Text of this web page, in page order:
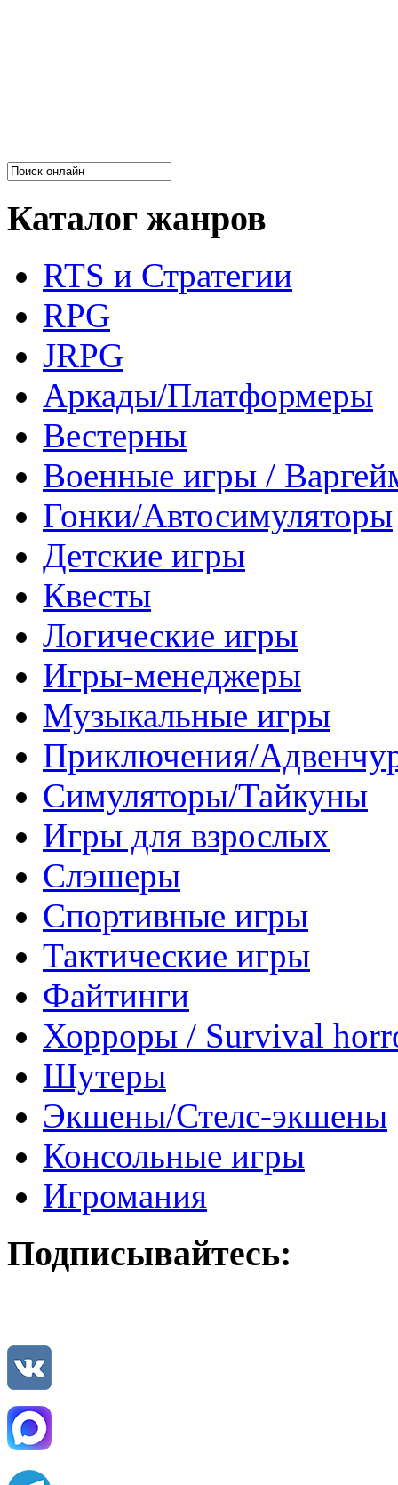
Каталог жанров
RTS и Стратегии
RPG
JRPG
Аркады/Платформеры
Вестерны
Военные игры /
Гонки/Автосимуляторы
Детские игры
Квесты
Логические игры
Игры-менеджеры
Музыкальные игры
Приключения/
Симуляторы/Тайкуны
Игры для взрослых
Слэшеры
Спортивные игры
Тактические игры
Файтинги
Хорроры / Survival
Шутеры
Экшены/Стелс-экшены
Консольные игры
Игромания
Подписывайтесь: